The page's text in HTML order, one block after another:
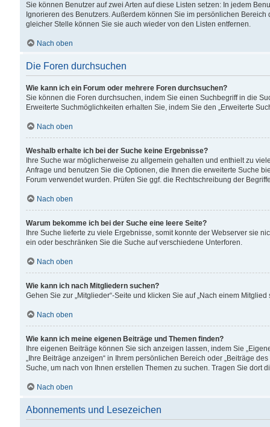
Sie können Benutzer auf zwei Arten auf diese Listen setzen: In jedem
Ignorieren des Benutzers. Außerdem können Sie im persönlichen
gleicher Stelle können Sie sie auch wieder von den Listen entfernen.
Nach oben
Die Foren durchsuchen
Wie kann ich ein Forum oder mehrere Foren durchsuchen?
Sie können die Foren durchsuchen, indem Sie einen Suchbegriff in die
Erweiterte Suchmöglichkeiten erhalten Sie, indem Sie den „Erweiterte
Nach oben
Weshalb erhalte ich bei der Suche keine Ergebnisse?
Ihre Suche war möglicherweise zu allgemein gehalten und enthielt zu
Anfrage und benutzen Sie die Optionen, die Ihnen die erweiterte Suche
Forum verwendet wurden. Prüfen Sie ggf. die Rechtschreibung der
Nach oben
Warum bekomme ich bei der Suche eine leere Seite?
Ihre Suche lieferte zu viele Ergebnisse, somit konnte der Webserver sie
ein oder beschränken Sie die Suche auf verschiedene Unterforen.
Nach oben
Wie kann ich nach Mitgliedern suchen?
Gehen Sie zur „Mitglieder“-Seite und klicken Sie auf „Nach einem Mitglied
Nach oben
Wie kann ich meine eigenen Beiträge und Themen finden?
Ihre eigenen Beiträge können Sie sich anzeigen lassen, indem Sie
„Ihre Beiträge anzeigen“ in Ihrem persönlichen Bereich oder „Beiträge
Suche, um nach von Ihnen erstellen Themen zu suchen. Tragen Sie dort
Nach oben
Abonnements und Lesezeichen